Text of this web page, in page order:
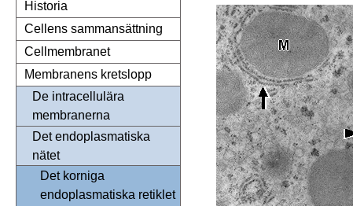
Historia
Cellens sammansättning
Cellmembranet
Membranens kretslopp
De intracellulära
membranerna
Det endoplasmatiska
nätet
Det korniga
endoplasmatiska retiklet